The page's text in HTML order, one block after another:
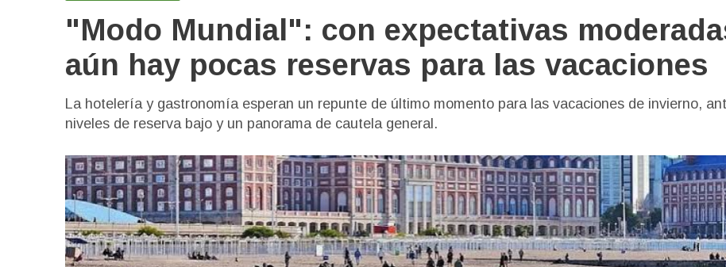
"Modo Mundial": con expectativas
aún hay pocas reservas para las vacaciones
La hotelería y gastronomía esperan un repunte de último momento para las vacaciones de invierno,
niveles de reserva bajo y un panorama de cautela general.